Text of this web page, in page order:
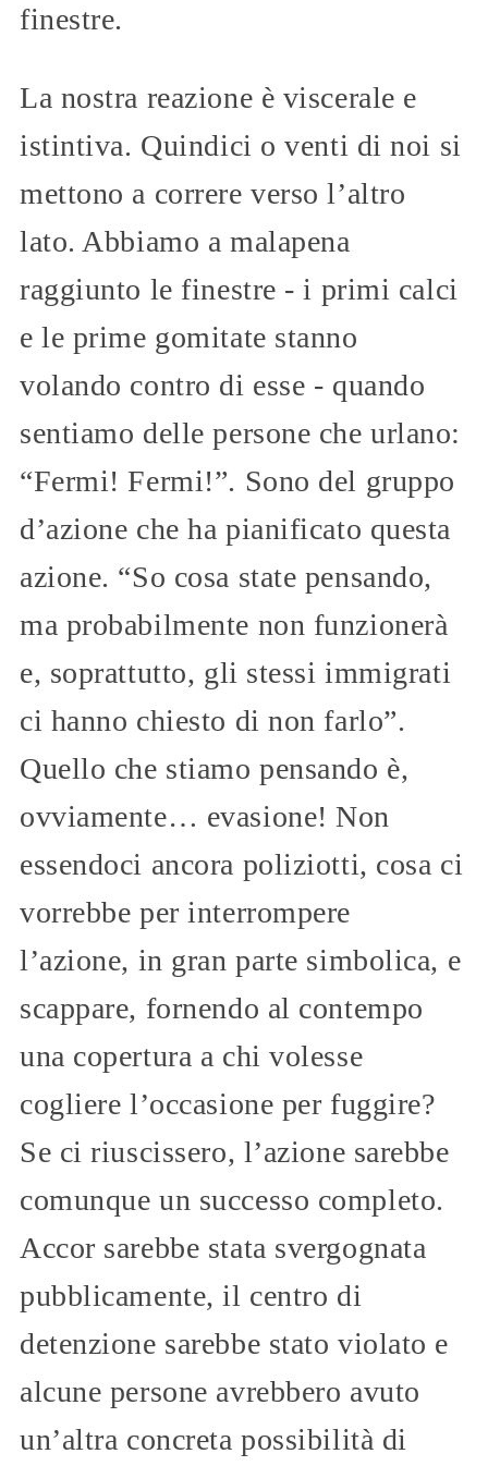
finestre.
La nostra reazione è viscerale e
istintiva. Quindici o venti di noi si
mettono a correre verso l’altro
lato. Abbiamo a malapena
raggiunto le finestre - i primi calci
e le prime gomitate stanno
volando contro di esse - quando
sentiamo delle persone che urlano:
“Fermi! Fermi!”. Sono del gruppo
d’azione che ha pianificato questa
azione. “So cosa state pensando,
ma probabilmente non funzionerà
e, soprattutto, gli stessi immigrati
ci hanno chiesto di non farlo”.
Quello che stiamo pensando è,
ovviamente… evasione! Non
essendoci ancora poliziotti, cosa ci
vorrebbe per interrompere
l’azione, in gran parte simbolica, e
scappare, fornendo al contempo
una copertura a chi volesse
cogliere l’occasione per fuggire?
Se ci riuscissero, l’azione sarebbe
comunque un successo completo.
Accor sarebbe stata svergognata
pubblicamente, il centro di
detenzione sarebbe stato violato e
alcune persone avrebbero avuto
un’altra concreta possibilità di